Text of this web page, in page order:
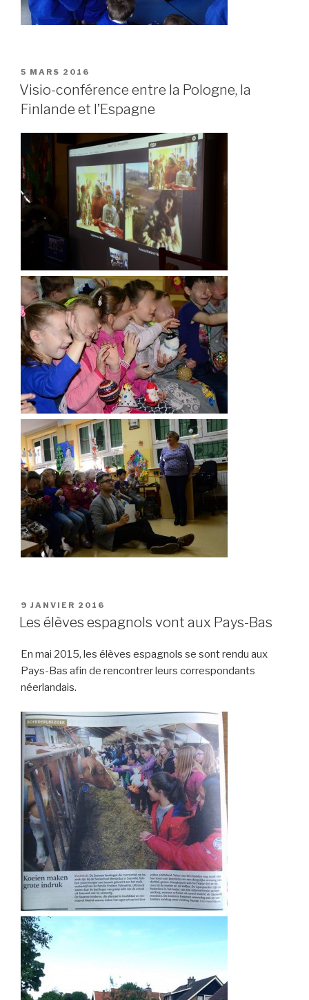
PUBLIÉ
LE
5 MARS 2016
Visio-conférence entre la Pologne, la
Finlande et l’Espagne
PUBLIÉ
LE
9 JANVIER 2016
Les élèves espagnols vont aux Pays-Bas
En mai 2015, les élèves espagnols se sont rendu aux
Pays-Bas afin de rencontrer leurs correspondants
néerlandais.